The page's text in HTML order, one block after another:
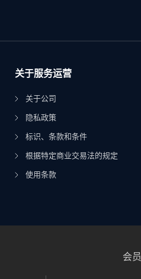
关于服务运营
关于公司
隐私政策
标识、条款和条件
根据特定商业交易法的规定
使用条款
会员